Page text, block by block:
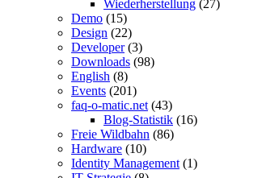
Wiederherstellung (27)
Demo (15)
Design (22)
Developer(3)
Downloads (98)
English (8)
Events (201)
faq-o-matic.net (43)
Blog-Statistik (16)
Freie Wildbahn (86)
Hardware (10)
Identity Management (1)